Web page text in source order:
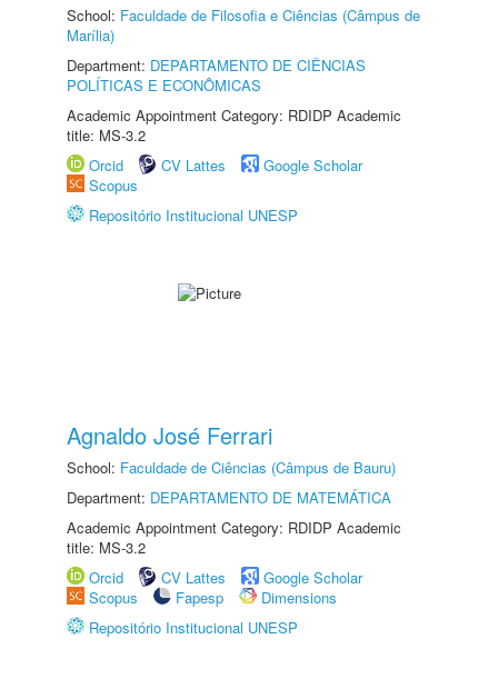
School: Faculdade de Filosofia e Ciências (Câmpus de
Marília)
Department: DEPARTAMENTO DE CIÊNCIAS
POLÍTICAS E ECONÔMICAS
Academic Appointment Category: RDIDP Academic
title: MS-3.2
Orcid
CV Lattes
Google Scholar
Scopus
Repositório Institucional UNESP
Agnaldo José Ferrari
School: Faculdade de Ciências (Câmpus de Bauru)
Department: DEPARTAMENTO DE MATEMÁTICA
Academic Appointment Category: RDIDP Academic
title: MS-3.2
Orcid
CV Lattes
Google Scholar
Scopus
Fapesp
Dimensions
Repositório Institucional UNESP